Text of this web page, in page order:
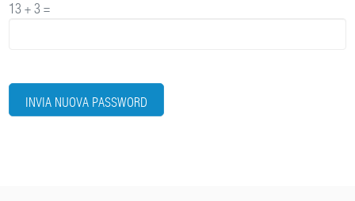
13 + 3 =
INVIA NUOVA PASSWORD